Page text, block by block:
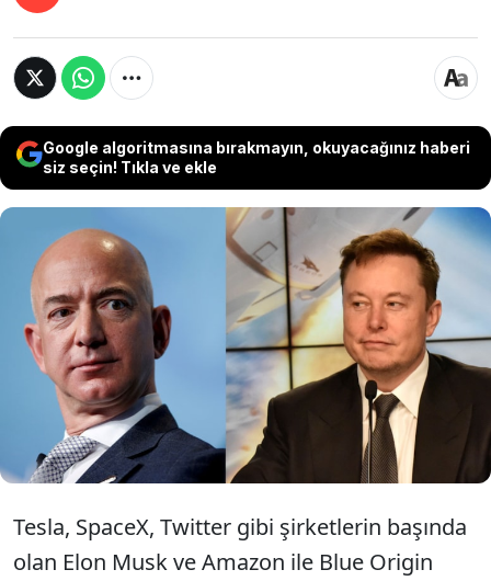
Google algoritmasına bırakmayın, okuyacağınız haberi
siz seçin! Tıkla ve ekle
Dünyanın önde gelen iki milyarderi uzay
çalışmalarında birbirleriyle yarışmaya
devam ederken zaman zaman tansiyon
yükseliyor. Jeff Bezos ve Elon Musk yine
karşı karşıya geldi.
Tesla, SpaceX, Twitter gibi şirketlerin başında
olan Elon Musk ve Amazon ile Blue Origin